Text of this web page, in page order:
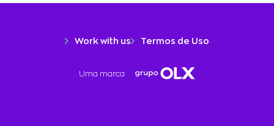
Work with us Termos de Uso
Uma marca